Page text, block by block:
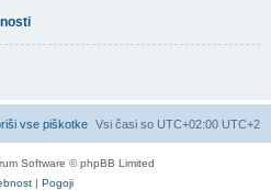
Vsi časi so UTC+02:00 UTC+2
vse piškotke
Software © phpBB Limited
| Pogoji